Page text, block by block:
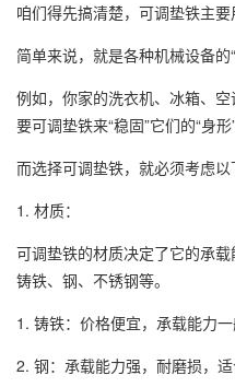
咱们得先搞清楚，可调垫铁主要
简单来说，就是各种机械设备的“
例如，你家的洗衣机、冰箱、
要可调垫铁来“稳固”它们的“身形”
而选择可调垫铁，就必须考虑以
1. 材质：
可调垫铁的材质决定了它的承
铸铁、钢、不锈钢等。
1. 铸铁：价格便宜，承载能力一
2. 钢：承载能力强，耐磨损，适